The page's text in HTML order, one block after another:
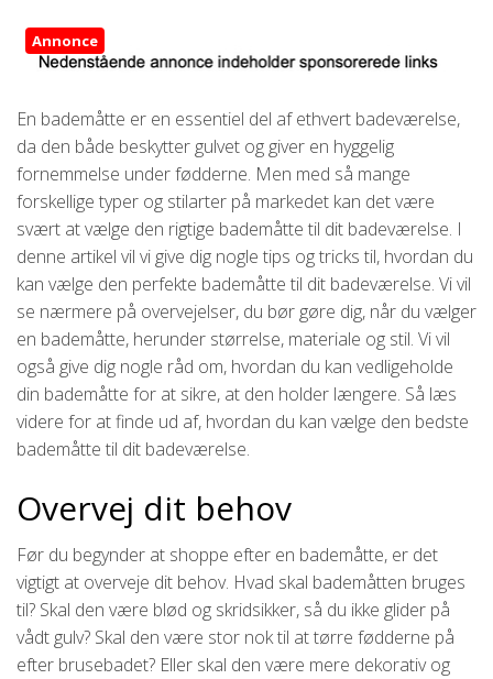
Annonce
En bademåtte er en essentiel del af ethvert badeværelse,
da den både beskytter gulvet og giver en hyggelig
fornemmelse under fødderne. Men med så mange
forskellige typer og stilarter på markedet kan det være
svært at vælge den rigtige bademåtte til dit badeværelse. I
denne artikel vil vi give dig nogle tips og tricks til, hvordan du
kan vælge den perfekte bademåtte til dit badeværelse. Vi vil
se nærmere på overvejelser, du bør gøre dig, når du vælger
en bademåtte, herunder størrelse, materiale og stil. Vi vil
også give dig nogle råd om, hvordan du kan vedligeholde
din bademåtte for at sikre, at den holder længere. Så læs
videre for at finde ud af, hvordan du kan vælge den bedste
bademåtte til dit badeværelse.
Overvej dit behov
Før du begynder at shoppe efter en bademåtte, er det
vigtigt at overveje dit behov. Hvad skal bademåtten bruges
til? Skal den være blød og skridsikker, så du ikke glider på
vådt gulv? Skal den være stor nok til at tørre fødderne på
efter brusebadet? Eller skal den være mere dekorativ og